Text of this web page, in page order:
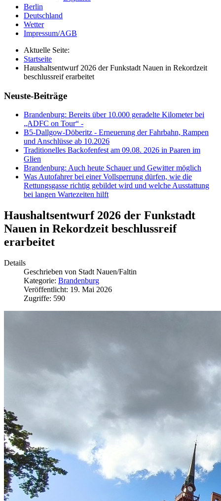
Berlin
Deutschland
Wetter
Impressum/AGB
Aktuelle Seite:
Startseite
Haushaltsentwurf 2026 der Funkstadt Nauen in Rekordzeit
beschlussreif erarbeitet
Neuste-Beiträge
Brandenburg: Bereits über 10.000 geradelte Kilometer bei
„ADFC on Tour“ -
B5-Dallgow-Döberitz - Erneuerung der Fahrbahn, Rampen
und Anschlüsse ab 10.2026
Traditionelles Backofenfest am 09.08. 2026 in Paaren im
Glien
Brandenburg: Auch heute Schauer und Gewitter möglich
Was Autofahrer bei einer Vollsperrung dürfen, wie die
Rettungsgasse richtig gebildet wird und welche Ausstattung
bei langen Wartezeiten hilft
Haushaltsentwurf 2026 der Funkstadt
Nauen in Rekordzeit beschlussreif
erarbeitet
Details
Geschrieben von Stadt Nauen/Faltin
Kategorie: Brandenburg
Veröffentlicht: 19. Mai 2026
Zugriffe: 590